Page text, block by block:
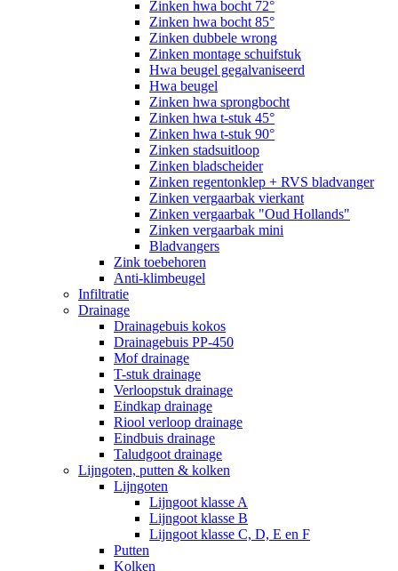
Zinken hwa bocht 72°
Zinken hwa bocht 85°
Zinken dubbele wrong
Zinken montage schuifstuk
Hwa beugel gegalvaniseerd
Hwa beugel
Zinken hwa sprongbocht
Zinken hwa t-stuk 45°
Zinken hwa t-stuk 90°
Zinken stadsuitloop
Zinken bladscheider
Zinken regentonklep + RVS bladvanger
Zinken vergaarbak vierkant
Zinken vergaarbak "Oud Hollands"
Zinken vergaarbak mini
Bladvangers
Zink toebehoren
Anti-klimbeugel
Infiltratie
Drainage
Drainagebuis kokos
Drainagebuis PP-450
Mof drainage
T-stuk drainage
Verloopstuk drainage
Eindkap drainage
Riool verloop drainage
Eindbuis drainage
Taludgoot drainage
Lijngoten, putten & kolken
Lijngoten
Lijngoot klasse A
Lijngoot klasse B
Lijngoot klasse C, D, E en F
Putten
Kolken